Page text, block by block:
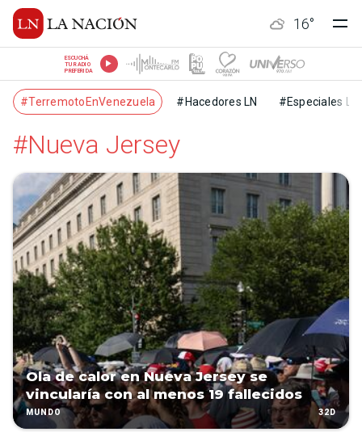
16°
ESCUCHÁ
TU RADIO
PREFERIDA
#TerremotoEnVenezuela #Hacedores LN #Especiales LN
#Nueva Jersey
Ola de calor en Nueva Jersey se
vincularía con al menos 19 fallecidos
MUNDO 32D